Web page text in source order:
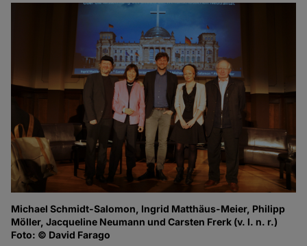
Michael Schmidt-Salomon, Ingrid Matthäus-Meier, Philipp
Möller, Jacqueline Neumann und Carsten Frerk (v. l. n. r.)
Foto: © David Farago